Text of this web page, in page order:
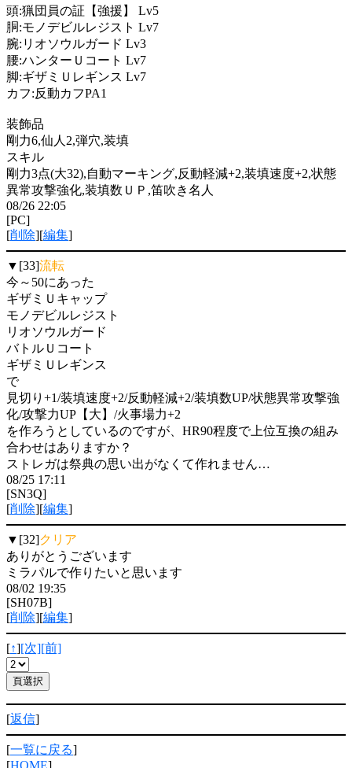
頭:猟団員の証【強援】 Lv5
胴:モノデビルレジスト Lv7
腕:リオソウルガード Lv3
腰:ハンターＵコート Lv7
脚:ギザミＵレギンス Lv7
カフ:反動カフPA1
装飾品
剛力6,仙人2,弾穴,装填
スキル
剛力3点(大32),自動マーキング,反動軽減+2,装填速度+2,状態
異常攻撃強化,装填数ＵＰ,笛吹き名人
08/26 22:05
[PC]
[削除][編集]
▼[33]流転
今～50にあった
ギザミＵキャップ
モノデビルレジスト
リオソウルガード
バトルＵコート
ギザミＵレギンス
で
見切り+1/装填速度+2/反動軽減+2/装填数UP/状態異常攻撃強
化/攻撃力UP【大】/火事場力+2
を作ろうとしているのですが、HR90程度で上位互換の組み
合わせはありますか？
ストレガは祭典の思い出がなくて作れません…
08/25 17:11
[SN3Q]
[削除][編集]
▼[32]クリア
ありがとうございます
ミラパルで作りたいと思います
08/02 19:35
[SH07B]
[削除][編集]
[↑][次][前]
[返信]
[一覧に戻る]
[HOME]